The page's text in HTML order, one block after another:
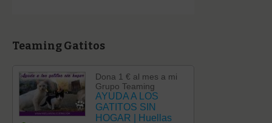
Teaming Gatitos